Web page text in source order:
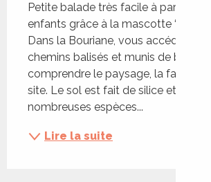
Petite balade très facile à parcourir
enfants grâce à la mascotte ‘la
Dans la Bouriane, vous accédez à
chemins balisés et munis de bornes
comprendre le paysage, la faune
site. Le sol est fait de silice et abrite
nombreuses espèces...
Lire la suite